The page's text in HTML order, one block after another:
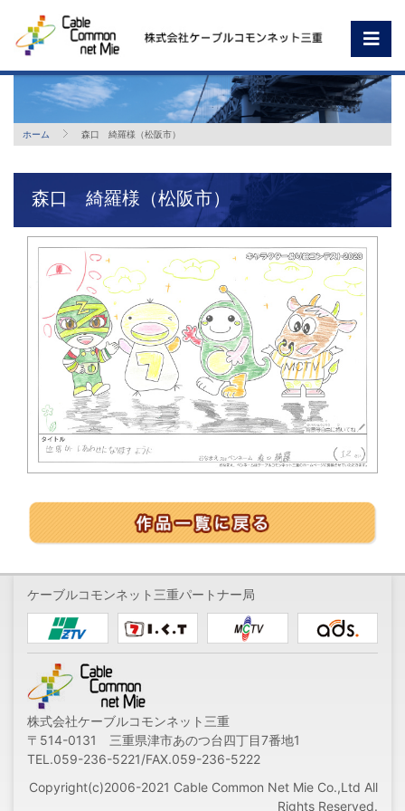
ホーム 森口 綺羅様（松阪市）
森口 綺羅様（松阪市）
ケーブルコモンネット三重パートナー局
株式会社ケーブルコモンネット三重
〒514-0131 三重県津市あのつ台四丁目7番地1
TEL.059-236-5221/FAX.059-236-5222
Copyright(c)2006-2021 Cable Common Net Mie Co.,Ltd All
Rights Reserved.